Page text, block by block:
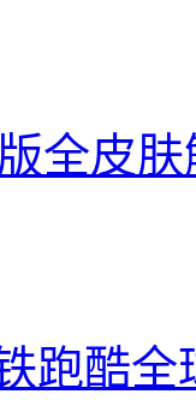
全皮
跑酷全